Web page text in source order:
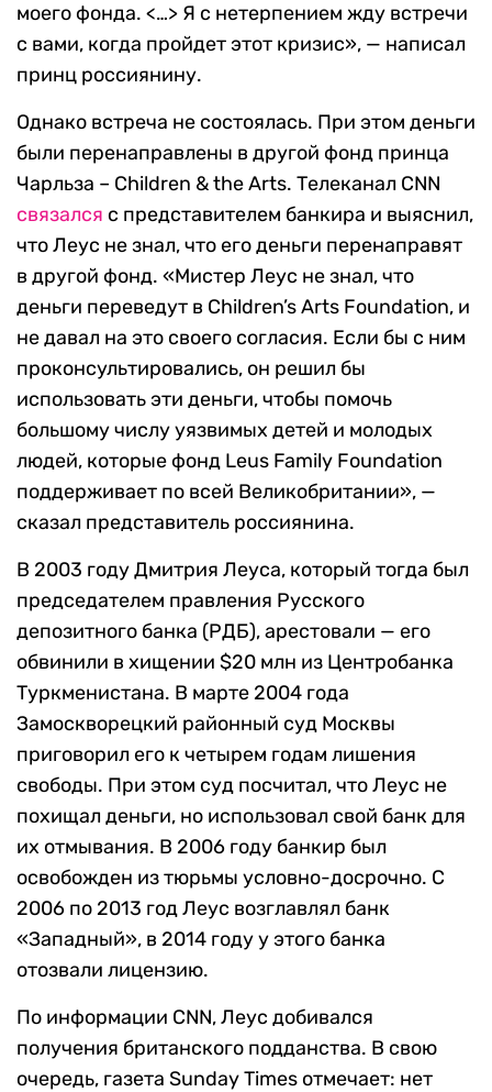
моего фонда. <…> Я с нетерпением жду встречи
с вами, когда пройдет этот кризис», — написал
принц россиянину.
Однако встреча не состоялась. При этом деньги
были перенаправлены в другой фонд принца
Чарльза – Children & the Arts. Телеканал CNN
связался с представителем банкира и выяснил,
что Леус не знал, что его деньги перенаправят
в другой фонд. «Мистер Леус не знал, что
деньги переведут в Children’s Arts Foundation, и
не давал на это своего согласия. Если бы с ним
проконсультировались, он решил бы
использовать эти деньги, чтобы помочь
большому числу уязвимых детей и молодых
людей, которые фонд Leus Family Foundation
поддерживает по всей Великобритании», —
сказал представитель россиянина.
В 2003 году Дмитрия Леуса, который тогда был
председателем правления Русского
депозитного банка (РДБ), арестовали — его
обвинили в хищении $20 млн из Центробанка
Туркменистана. В марте 2004 года
Замоскворецкий районный суд Москвы
приговорил его к четырем годам лишения
свободы. При этом суд посчитал, что Леус не
похищал деньги, но использовал свой банк для
их отмывания. В 2006 году банкир был
освобожден из тюрьмы условно-досрочно. С
2006 по 2013 год Леус возглавлял банк
«Западный», в 2014 году у этого банка
отозвали лицензию.
По информации CNN, Леус добивался
получения британского подданства. В свою
очередь, газета Sunday Times отмечает: нет